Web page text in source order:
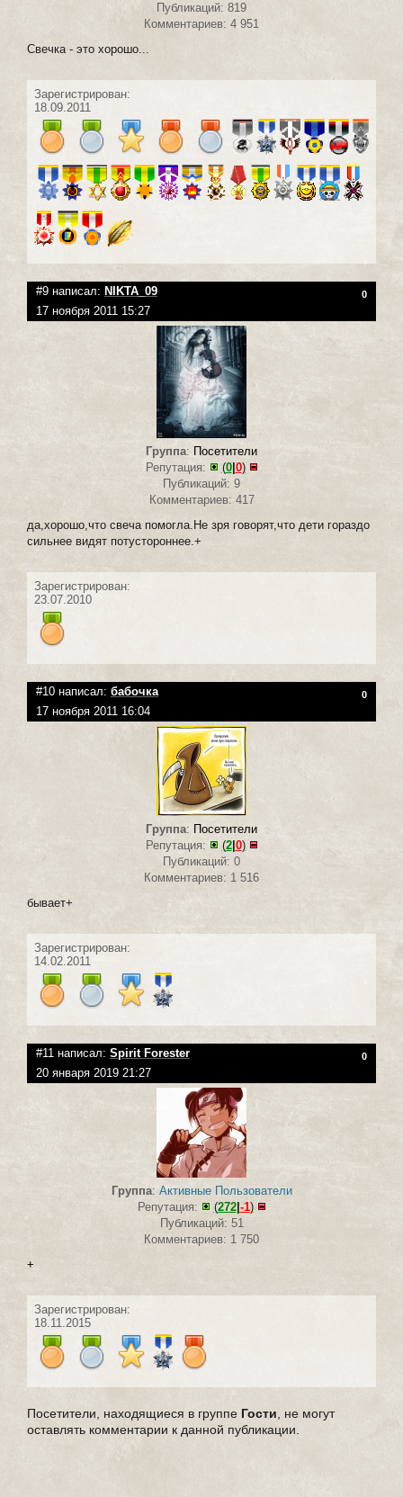
Публикаций: 819
Комментариев: 4 951
Свечка - это хорошо...
Зарегистрирован:
18.09.2011
#9 написал: NIKTA_09 0
17 ноября 2011 15:27
Группа: Посетители
Репутация:
(0| 0)
Публикаций: 9
Комментариев: 417
да,хорошо,что свеча помогла.Не зря говорят,что дети гораздо
сильнее видят потустороннее.+
Зарегистрирован:
23.07.2010
#10 написал: бабочка 0
17 ноября 2011 16:04
Группа: Посетители
Репутация:
(2| 0)
Публикаций: 0
Комментариев: 1 516
бывает+
Зарегистрирован:
14.02.2011
#11 написал: Spirit Forester 0
20 января 2019 21:27
Группа: Активные Пользователи
Репутация:
(272| -1)
Публикаций: 51
Комментариев: 1 750
+
Зарегистрирован:
18.11.2015
Посетители, находящиеся в группе Гости, не могут
оставлять комментарии к данной публикации.